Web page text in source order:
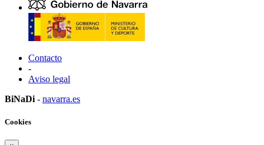
Contacto
-
Aviso legal
BiNaDi - navarra.es
Cookies